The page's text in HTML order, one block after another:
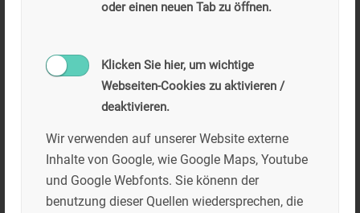
oder einen neuen Tab zu öffnen.
Klicken Sie hier, um wichtige
Webseiten-Cookies zu aktivieren /
deaktivieren.
Wir verwenden auf unserer Website externe
Inhalte von Google, wie Google Maps, Youtube
und Google Webfonts. Sie könenn der
benutzung dieser Quellen wiedersprechen, die
Treffenstufen zum Kalvarienberg bei Bad Tölz